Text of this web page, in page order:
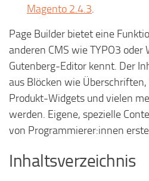
Magento 2.4.3.
Page Builder bietet eine
anderen CMS wie TYPO3 oder
Gutenberg-Editor kennt. Der
aus Blöcken wie
Produkt-Widgets und vielen
werden. Eigene, spezielle
von Programmierer:innen
Inhaltsverzeichnis